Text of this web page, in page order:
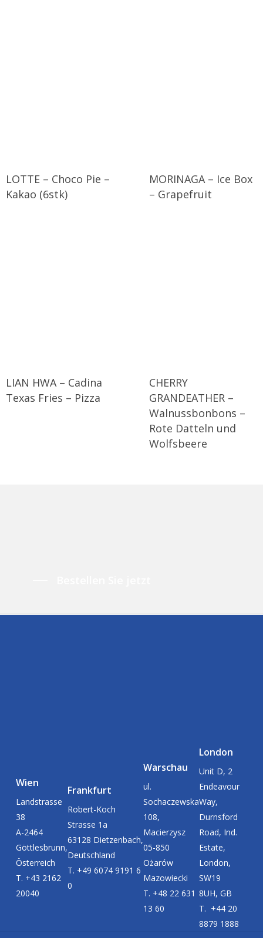
LOTTE – Choco Pie –
Kakao (6stk)
MORINAGA – Ice Box
– Grapefruit
LIAN HWA – Cadina
Texas Fries – Pizza
CHERRY
GRANDEATHER –
Walnussbonbons –
Rote Datteln und
Wolfsbeere
Wien
Landstrasse
38
A-2464
Göttlesbrunn,
Österreich
T. +43 2162
20040
Frankfurt
Robert-Koch
Strasse 1a
63128 Dietzenbach,
Deutschland
T. +49 6074 9191 6
0
Warschau
ul.
Sochaczewska
108,
Macierzysz
05-850
Ożarów
Mazowiecki
T. +48 22 631
13 60
London
Unit D, 2
Endeavour
Way,
Durnsford
Road, Ind.
Estate,
London,
SW19
8UH, GB
T. +44 20
8879 1888